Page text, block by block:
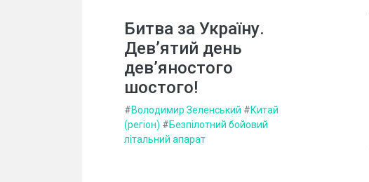
Битва за Україну.
Дев’ятий день
дев’яностого
шостого!
#Володимир Зеленський #Китай
(регіон) #Безпілотний бойовий
літальний апарат